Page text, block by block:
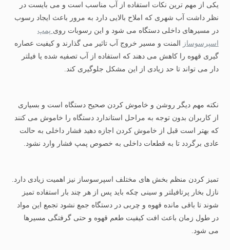
یکی از مهم ترین نکات استفاده از آب مناسب است و می بایست در
نظر داشت آب شهری که املاح بالایی دارد به مرور باعث ایجاد رسوب
در مسیرهای داخلی دستگاه می شود و این رسوبات روی پمپ
اسپرسوساز المنت و مسیر خروج آب تاثیر می گذارند و کیفیت عصاره
گیری قهوه را کاهش می دهند که استفاده از آب تصفیه شده یا فیلتر
دار می تواند تا حد زیادی از این مشکل جلوگیری کند.
نکته مهم دیگر روشن و خاموش کردن صحیح دستگاه است و بسیاری
از کاربران بدون توجه به مراحل استاندارد دستگاه را خاموش می کنند
که بهتر است قبل از خاموش کردن اجازه دهید فشار داخلی به حالت
عادی برگردد تا به قطعات داخلی به خصوص پمپ فشار وارد نشود.
تمیز کردن منظم بخش های مختلف اسپرسوساز نیز اهمیت زیادی دارد.
نازل بخار پرتافیلتر و سینی چکه باید پس از هر چند بار استفاده تمیز
شوند تا باقی مانده قهوه و چربی در دستگاه جمع نشود تجمع این مواد
در طول زمان باعث افت کیفیت طعم قهوه و حتی گرفتگی مسیرها
می شود.